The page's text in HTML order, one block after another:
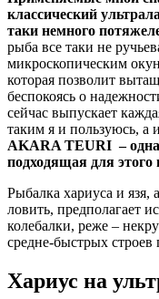
классический
таки немного
рыба все таки не
микроскопическим
которая позволит
беспокоясь о
сейчас выпускает
таким я и пользуюсь, а
AKARA TEURI – одна
подходящая для этого
Рыбалка хариуса и
ловить, предполагает
колебалки, реже –
средне-быстрых строев
Хариус на